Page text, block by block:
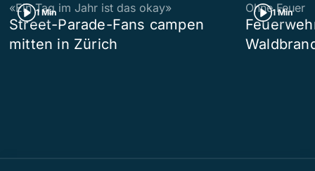
1 Min
«Ein Tag im Jahr ist das okay»
Street-Parade-Fans campen
mitten in Zürich
1 Min
Ohne Feuer